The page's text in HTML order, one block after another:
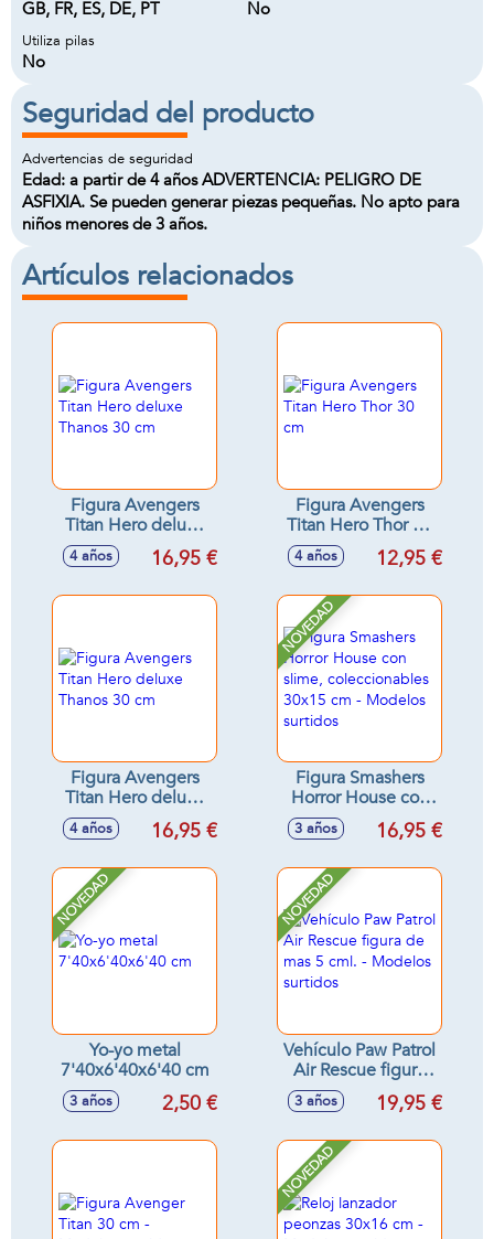
GB, FR, ES, DE, PT No
Utiliza pilas
No
Seguridad del producto
Advertencias de seguridad
Edad: a partir de 4 años ADVERTENCIA: PELIGRO DE
ASFIXIA. Se pueden generar piezas pequeñas. No apto para
niños menores de 3 años.
Artículos relacionados
Figura Avengers
Titan Hero deluxe
Thanos 30 cm
4 años 16,95 €
Figura Avengers
Titan Hero Thor 30
4 años 12,95 €
Figura Avengers
Titan Hero deluxe
Thanos 30 cm
4 años 16,95 €
NOVEDAD
Figura Smashers
Horror House con
slime,
coleccionables
Modelos surtidos
3 años 16,95 €
NOVEDAD
Yo-yo metal
7'40x6'40x6'40 cm
3 años 2,50 €
NOVEDAD
Vehículo Paw Patrol
Air Rescue figura
de mas 5 cml. -
Modelos surtidos
3 años 19,95 €
NOVEDAD